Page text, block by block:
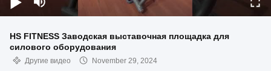
HS FITNESS Заводская выставочная площадка для
силового оборудования
Другие видео November 29, 2024